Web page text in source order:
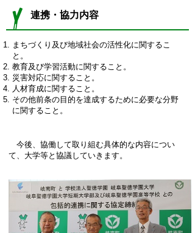
連携・協力内容
まちづくり及び地域社会の活性化に関するこ
と。
教育及び学習活動に関すること。
災害対応に関すること。
人材育成に関すること。
その他前条の目的を達成するために必要な分野
に関すること。
今後、協働して取り組む具体的な内容につい
て、大学等と協議していきます。